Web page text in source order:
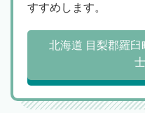
すすめします。
北海道 目梨郡羅